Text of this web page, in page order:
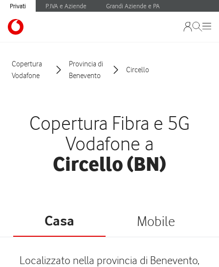
Privati P.IVA e Aziende Grandi Aziende e PA
Copertura
Vodafone
Provincia di
Benevento
Circello
Copertura Fibra e 5G
Vodafone a
Circello (BN)
Casa Mobile
Localizzato nella provincia di Benevento,